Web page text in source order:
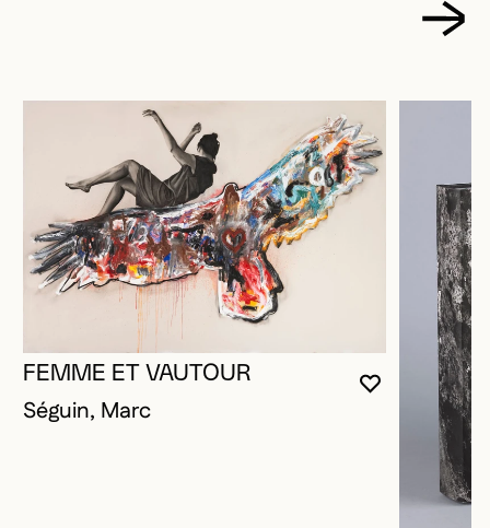
VOUS
FERMER
OUVRIR LA
FEMME ET VAUTOUR
Séguin, Marc